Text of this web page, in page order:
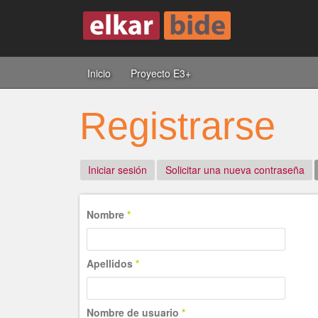
Inicio Proyecto E3+
Registrarse
Iniciar sesión Solicitar una nueva contraseña
Nombre *
Apellidos *
Nombre de usuario *